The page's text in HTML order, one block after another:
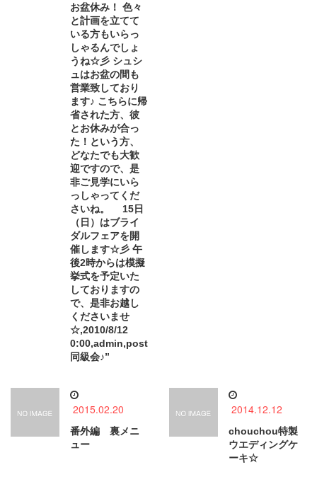
お盆休み！ 色々
と計画を立てて
いる方もいらっ
しゃるんでしょ
うね☆彡 シュシ
ュはお盆の間も
営業致しており
ます♪ こちらに帰
省された方、彼
とお休みが合っ
た！という方、
どなたでも大歓
迎ですので、是
非ご見学にいら
っしゃってくだ
さいね。 15日
（日）はブライ
ダルフェアを開
催します☆彡 午
後2時からは模擬
挙式を予定いた
しておりますの
で、是非お越し
くださいませ
☆,2010/8/12
0:00,admin,post
同級会♪”
2015.02.20
番外編 裏メニ
ュー
2014.12.12
chouchou特製
ウエディングケ
ーキ☆